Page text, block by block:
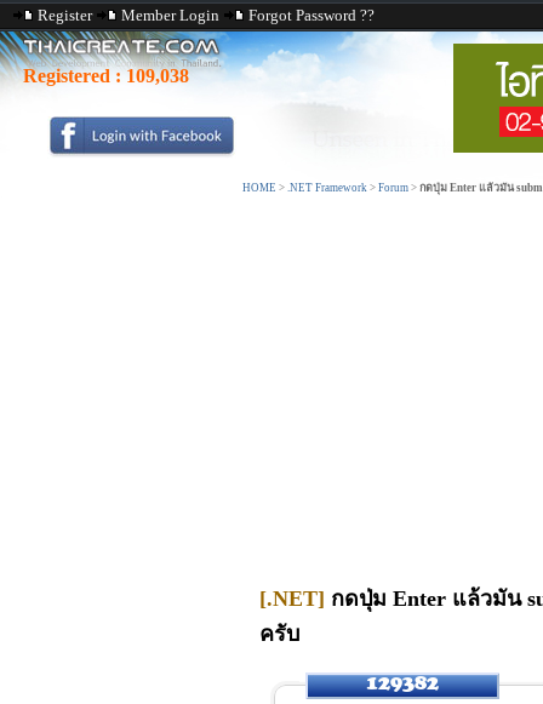
Register Member Login Forgot Password ??
Registered : 109,038
HOME > .NET Framework > Forum > กดปุ่ม Enter แล้วมัน
[.NET] กดปุ่ม Enter แล้วมัน
ครับ